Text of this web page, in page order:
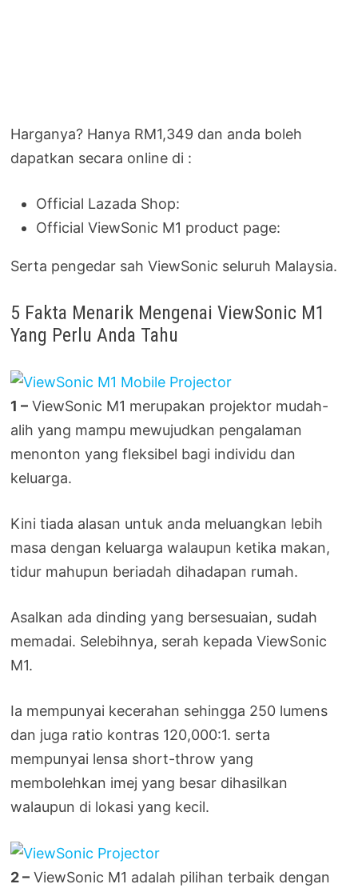
Harganya? Hanya RM1,349 dan anda boleh
dapatkan secara online di :
Official Lazada Shop:
Official ViewSonic M1 product page:
Serta pengedar sah ViewSonic seluruh Malaysia.
5 Fakta Menarik Mengenai ViewSonic M1
Yang Perlu Anda Tahu
1 – ViewSonic M1 merupakan projektor mudah-
alih yang mampu mewujudkan pengalaman
menonton yang fleksibel bagi individu dan
keluarga.
Kini tiada alasan untuk anda meluangkan lebih
masa dengan keluarga walaupun ketika makan,
tidur mahupun beriadah dihadapan rumah.
Asalkan ada dinding yang bersesuaian, sudah
memadai. Selebihnya, serah kepada ViewSonic
M1.
Ia mempunyai kecerahan sehingga 250 lumens
dan juga ratio kontras 120,000:1. serta
mempunyai lensa short-throw yang
membolehkan imej yang besar dihasilkan
walaupun di lokasi yang kecil.
2 – ViewSonic M1 adalah pilihan terbaik dengan